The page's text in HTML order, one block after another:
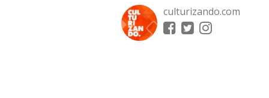
culturizando.com